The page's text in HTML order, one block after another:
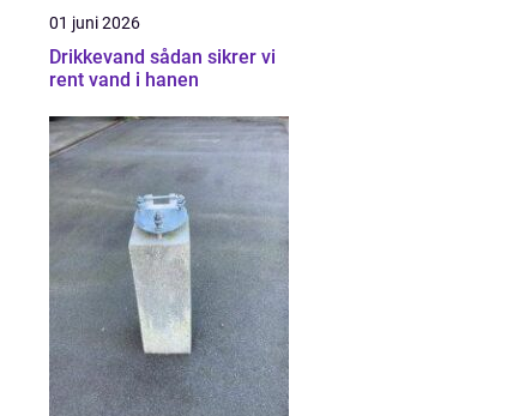
01 juni 2026
Drikkevand sådan sikrer vi
rent vand i hanen